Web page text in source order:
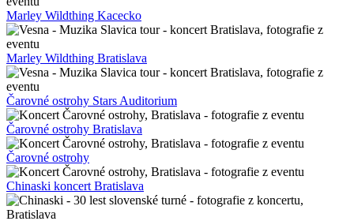
Marley Wildthing Kacecko
Marley Wildthing Bratislava
Čarovné ostrohy Stars Auditorium
Čarovné ostrohy Bratislava
Čarovné ostrohy
Chinaski koncert Bratislava